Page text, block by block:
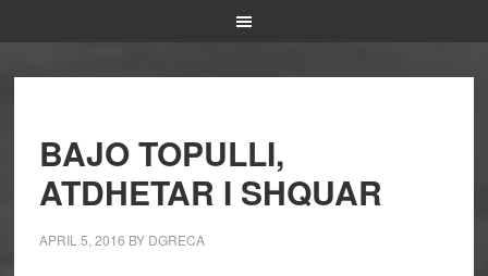
BAJO TOPULLI,
ATDHETAR I SHQUAR
APRIL 5, 2016 BY DGRECA